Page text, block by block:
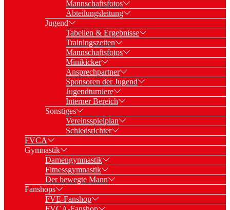
Mannschaftsfotos
Abteilungsleitung
Jugend
Tabellen & Ergebnisse
Trainingszeiten
Mannschaftsfotos
Minikicker
Ansprechpartner
Sponsoren der Jugend
Jugendturniere
Interner Bereich
Sonstiges
Vereinsspielplan
Schiedsrichter
FVCA
Gymnastik
Damengymnastik
Fitnessgymnastik
Der bewegte Mann
Fanshops
FVE-Fanshop